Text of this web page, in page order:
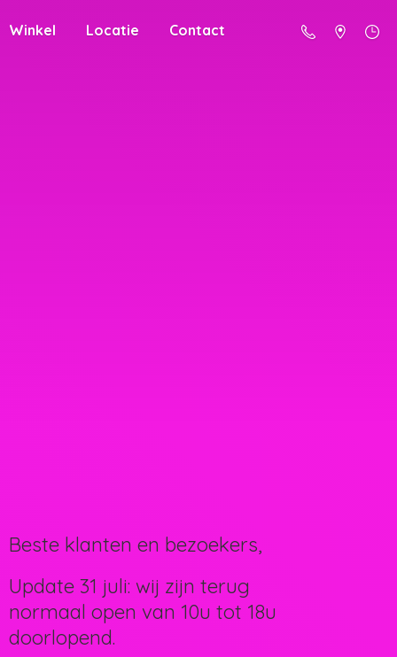
Winkel Locatie Contact
Beste klanten en bezoekers,
Update 31 juli: wij zijn terug
normaal open van 10u tot 18u
doorlopend.